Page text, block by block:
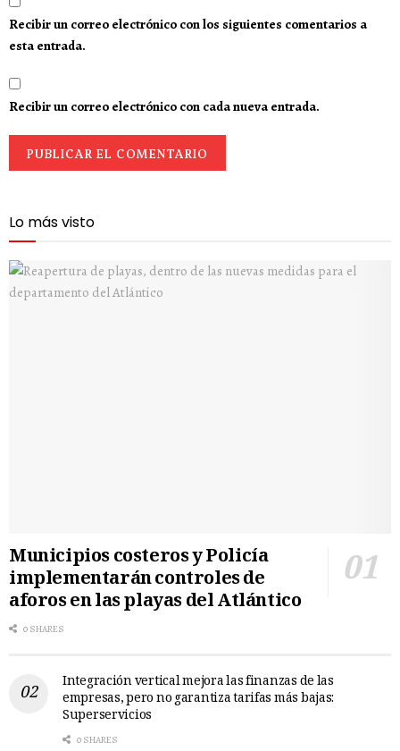
Recibir un correo electrónico con los siguientes comentarios a
esta entrada.
Recibir un correo electrónico con cada nueva entrada.
Lo más visto
Municipios costeros y Policía
implementarán controles de
aforos en las playas del Atlántico
0 SHARES
Integración vertical mejora las finanzas de las
empresas, pero no garantiza tarifas más bajas:
Superservicios
0 SHARES